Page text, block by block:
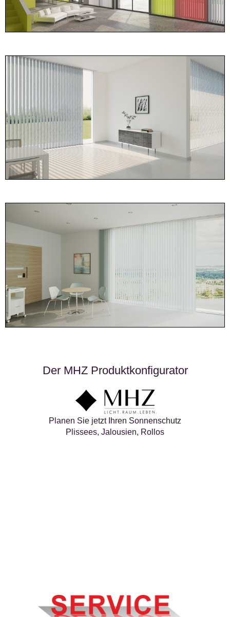
Der MHZ Produktkonfigurator
Planen Sie jetzt Ihren Sonnenschutz
Plissees, Jalousien, Rollos